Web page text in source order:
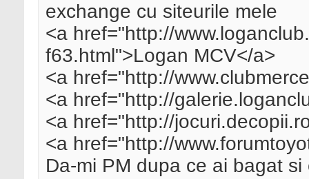
exchange cu siteurile mele
<a href="http://
f63.html">Logan MCV</a>
<a href="http://
<a href="http://
<a href="http://
<a href="http://
Da-mi PM dupa ce ai bagat